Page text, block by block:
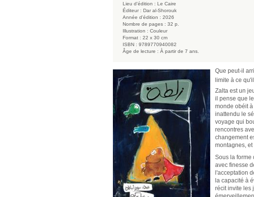
Lieu d'édition : Le Caire
Éditeur : Dar al-Shorouk
Année d'édition : 2026
Nombre de pages : 32 p.
Illustration : Couleur
Format : 22 x 30 cm
ISBN : 9789770940082
Âge de lecture : À partir de 7 ans.
Que peut-il
limite à ce
Zalta est un
il pense que
monde obéit
inattendu le
voyage qui
rencontres
changement
montagnes,
Sous la forme
avec finesse
l'acceptation
la capacité à
récit invite les